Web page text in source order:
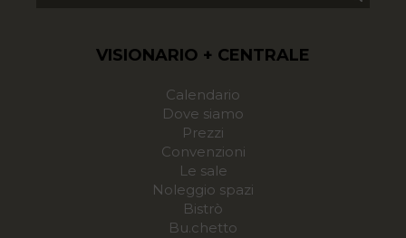
VISIONARIO + CENTRALE
Calendario
Dove siamo
Prezzi
Convenzioni
Le sale
Noleggio spazi
Bistrò
Bu.chetto